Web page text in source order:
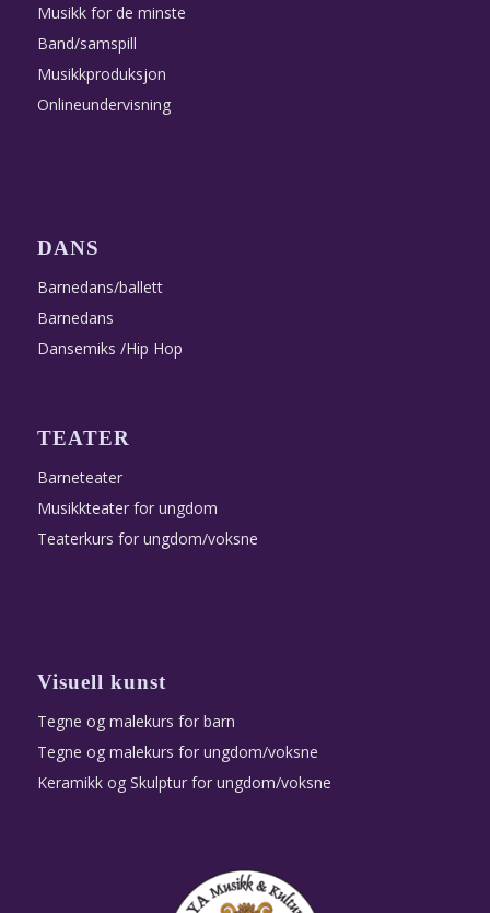
Musikk for de minste
Band/samspill
Musikkproduksjon
Onlineundervisning
DANS
Barnedans/ballett
Barnedans
Dansemiks /Hip Hop
TEATER
Barneteater
Musikkteater for ungdom
Teaterkurs for ungdom/voksne
Visuell kunst
Tegne og malekurs for barn
Tegne og malekurs for ungdom/voksne
Keramikk og Skulptur for ungdom/voksne